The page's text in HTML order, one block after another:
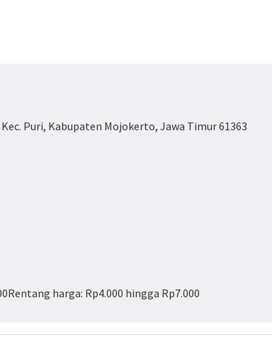
Puri, Kabupaten Mojokerto, Jawa Timur 61363
Rentang harga: Rp4.000 hingga Rp7.000